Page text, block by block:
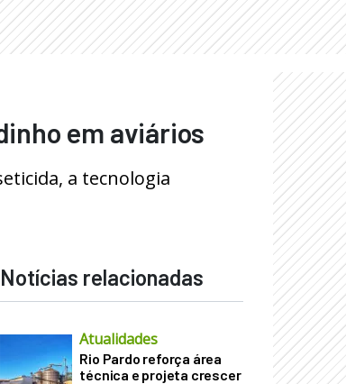
em aviários
a tecnologia
Notícias relacionadas
Atualidades
Rio Pardo reforça área
técnica e projeta crescer